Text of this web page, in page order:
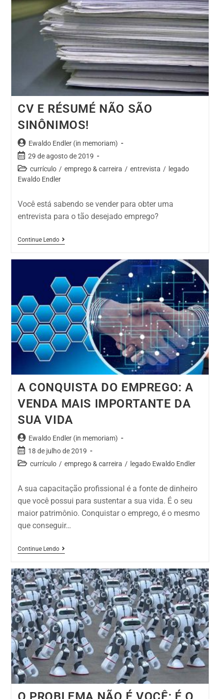
CV E RÉSUMÉ NÃO SÃO
SINÔNIMOS!
Ewaldo Endler (in memoriam)
29 de agosto de 2019
currículo / emprego & carreira / entrevista / legado
Ewaldo Endler
Você está sabendo se vender para obter uma
entrevista para o tão desejado emprego?
Continue Lendo
A CONQUISTA DO EMPREGO: A
VENDA MAIS IMPORTANTE DA
SUA VIDA
Ewaldo Endler (in memoriam)
18 de julho de 2019
currículo / emprego & carreira / legado Ewaldo Endler
A sua capacitação profissional é a fonte de dinheiro
que você possui para sustentar a sua vida. É o seu
maior patrimônio. Conquistar o emprego, é o mesmo
que conseguir…
Continue Lendo